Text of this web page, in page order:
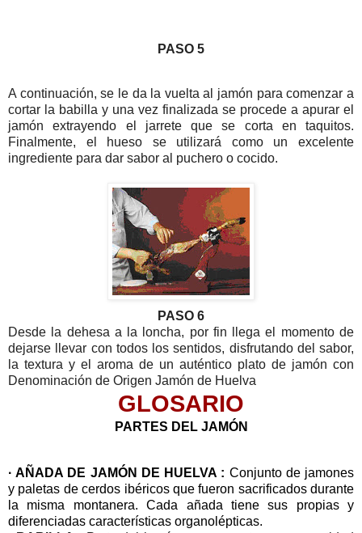
PASO 5
A continuación, se le da la vuelta al jamón para comenzar a
cortar la babilla y una vez finalizada se procede a apurar el
jamón extrayendo el jarrete que se corta en taquitos.
Finalmente, el hueso se utilizará como un excelente
ingrediente para dar sabor al puchero o cocido.
PASO 6
Desde la dehesa a la loncha, por fin llega el momento de
dejarse llevar con todos los sentidos, disfrutando del sabor,
la textura y el aroma de un auténtico plato de jamón con
Denominación de Origen Jamón de Huelva
GLOSARIO
PARTES DEL JAMÓN
· AÑADA DE JAMÓN DE HUELVA : Conjunto de jamones
y paletas de cerdos ibéricos que fueron sacrificados durante
la misma montanera. Cada añada tiene sus propias y
diferenciadas características organolépticas.